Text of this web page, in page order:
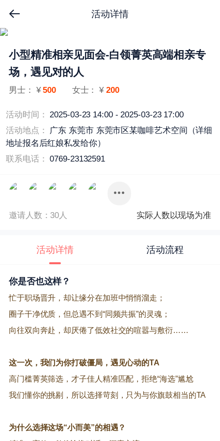
活动详情
小型精准相亲见面会-白领菁英高端相亲专
场，遇见对的人
男士： ¥500 女士： ¥200
活动时间： 2025-03-23 14:00 - 2025-03-23 17:00
活动地点：
广东 东莞市 东莞市区某咖啡艺术空间（详细
地址报名后红娘私发给你）
联系电话： 0769-23132591
邀请人数：30人 实际人数以现场为准
活动详情 活动流程
你是否也这样？
忙于职场晋升，却让缘分在加班中悄悄溜走；
圈子干净优质，但总遇不到“同频共振”的灵魂；
向往双向奔赴，却厌倦了低效社交的喧嚣与敷衍……
这一次，我们为你打破僵局，遇见心动的TA
高门槛菁英筛选，才子佳人精准匹配，拒绝“海选”尴尬
我们懂你的挑剔，所以选择苛刻，只为与你旗鼓相当的TA
为什么选择这场“小而美”的相遇 ？